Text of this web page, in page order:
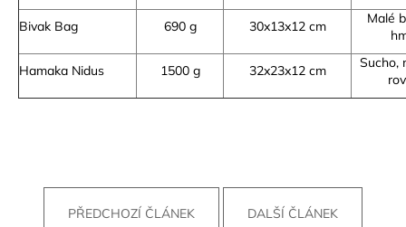
Bivak Bag 690 g 30x13x12 cm
Malé
Hamaka Nidus 1500 g 32x23x12 cm
Sucho,
PŘEDCHOZÍ ČLÁNEK DALŠÍ ČLÁNEK